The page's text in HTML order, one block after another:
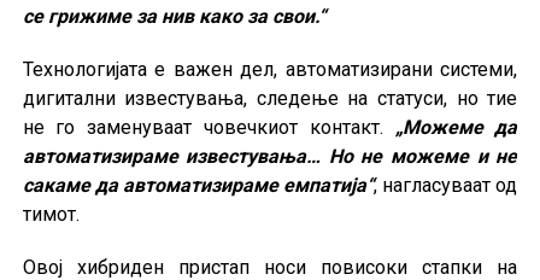
се грижиме за нив како за свои.“
Технологијата е важен дел, автоматизирани системи,
дигитални известувања, следење на статуси, но тие
не го заменуваат човечкиот контакт. „Можеме да
автоматизираме известувања… Но не можеме и не
сакаме да автоматизираме емпатија“, нагласуваат од
тимот.
Овој хибриден пристап носи повисоки стапки на